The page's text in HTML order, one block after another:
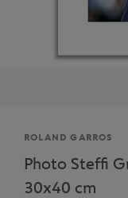
Marque
ROLAND GARROS
Photo Steffi
30x40 cm